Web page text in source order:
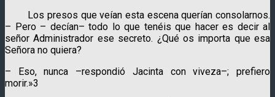
Los presos que veían esta escena querían consolarnos.
– Pero – decían– todo lo que tenéis que hacer es decir al
señor Administrador ese secreto. ¿Qué os importa que esa
Señora no quiera?
– Eso, nunca –respondió Jacinta con viveza–; prefiero
morir.»3